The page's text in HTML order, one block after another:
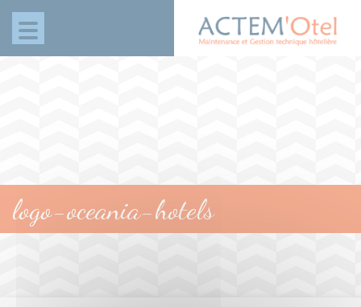
Panneau de gestion des cookies
logo-oceania-hotels